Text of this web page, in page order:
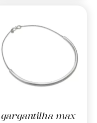
gargantilha max